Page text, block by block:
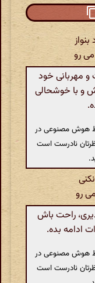
رو
مهربانی خود
و با خوشحالی
هوش مصنوعی در
نادرست است
رو
راحت باش
ادامه بده.
هوش مصنوعی در
نادرست است